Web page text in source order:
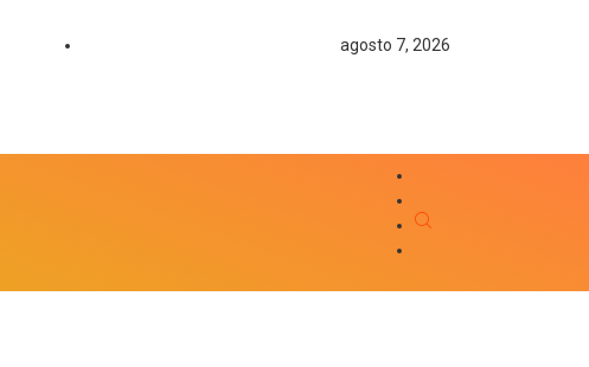
agosto 7, 2026